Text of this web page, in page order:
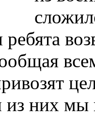
ребята
них мы